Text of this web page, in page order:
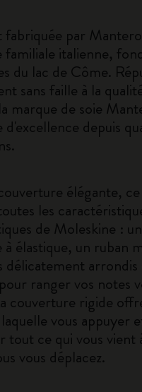
fabriquée par
italienne,
du lac de Côme.
sans faille à la
marque de soie
d'excellence depuis
élégante,
les
de Moleskine :
élastique, un ruban
délicatement arrondis
ranger vos notes
couverture rigide
vous appuyer
tout ce qui vous vient
vous déplacez.